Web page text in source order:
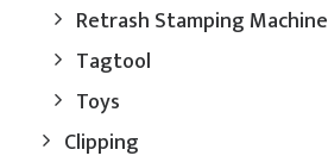
Retrash Stamping Machine
Tagtool
Toys
Clipping